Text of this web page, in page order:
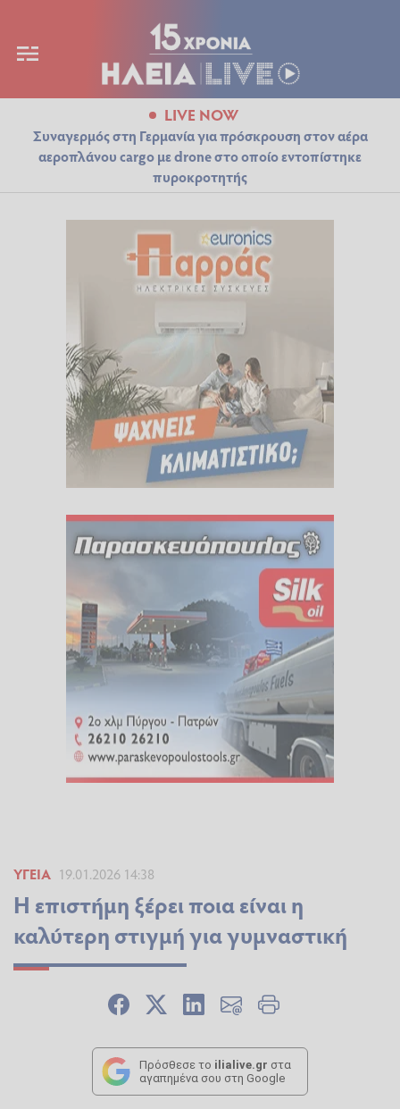
LIVE NOW
Συναγερμός στη Γερμανία για πρόσκρουση στον αέρα
αεροπλάνου cargo με drone στο οποίο εντοπίστηκε
πυροκροτητής
ΥΓΕΊΑ 19.01.2026 14:38
Η επιστήμη ξέρει ποια είναι η
καλύτερη στιγμή για γυμναστική
Πρόσθεσε το ilialive.gr στα
αγαπημένα σου στη Google